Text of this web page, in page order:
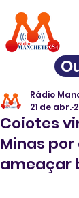
Coiotes
Minas
ameaçar
Rádio
21 de abr.